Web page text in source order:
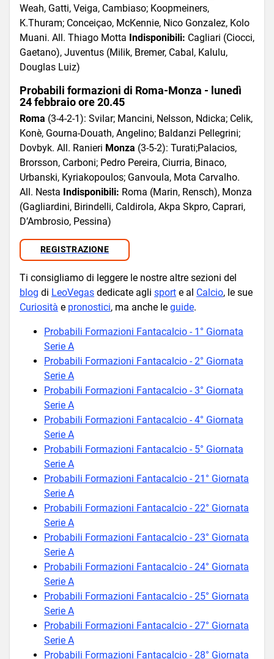
Weah, Gatti, Veiga, Cambiaso; Koopmeiners,
K.Thuram; Conceiçao, McKennie, Nico Gonzalez, Kolo
Muani. All. Thiago Motta Indisponibili: Cagliari (Ciocci,
Gaetano), Juventus (Milik, Bremer, Cabal, Kalulu,
Douglas Luiz)
Probabili formazioni di Roma-Monza - lunedì
24 febbraio ore 20.45
Roma (3-4-2-1): Svilar; Mancini, Nelsson, Ndicka; Celik,
Konè, Gourna-Douath, Angelino; Baldanzi Pellegrini;
Dovbyk. All. Ranieri Monza (3-5-2): Turati;Palacios,
Brorsson, Carboni; Pedro Pereira, Ciurria, Binaco,
Urbanski, Kyriakopoulos; Ganvoula, Mota Carvalho.
All. Nesta Indisponibili: Roma (Marin, Rensch), Monza
(Gagliardini, Birindelli, Caldirola, Akpa Skpro, Caprari,
D’Ambrosio, Pessina)
REGISTRAZIONE
Ti consigliamo di leggere le nostre altre sezioni del
blog di LeoVegas dedicate agli sport e al Calcio, le sue
Curiosità e pronostici, ma anche le guide.
Probabili Formazioni Fantacalcio - 1° Giornata
Serie A
Probabili Formazioni Fantacalcio - 2° Giornata
Serie A
Probabili Formazioni Fantacalcio - 3° Giornata
Serie A
Probabili Formazioni Fantacalcio - 4° Giornata
Serie A
Probabili Formazioni Fantacalcio - 5° Giornata
Serie A
Probabili Formazioni Fantacalcio - 21° Giornata
Serie A
Probabili Formazioni Fantacalcio - 22° Giornata
Serie A
Probabili Formazioni Fantacalcio - 23° Giornata
Serie A
Probabili Formazioni Fantacalcio - 24° Giornata
Serie A
Probabili Formazioni Fantacalcio - 25° Giornata
Serie A
Probabili Formazioni Fantacalcio - 27° Giornata
Serie A
Probabili Formazioni Fantacalcio - 28° Giornata